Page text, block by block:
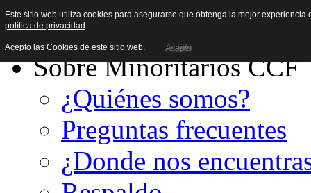
Sobre Minoritarios CCF
¿Quiénes somos?
Preguntas frecuentes
¿Donde nos
Este sitio web utiliza cookies para asegurarse que obtenga la mejor
política de privacidad .
Acepto las Cookies de este sitio web. Acepto